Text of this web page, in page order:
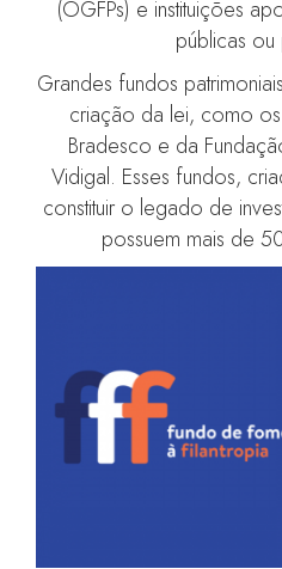
(OGFPs) e instituições
públicas ou
Grandes fundos
criação da lei, como
Bradesco e da
Vidigal. Esses fundos,
constituir o legado de
possuem mais de